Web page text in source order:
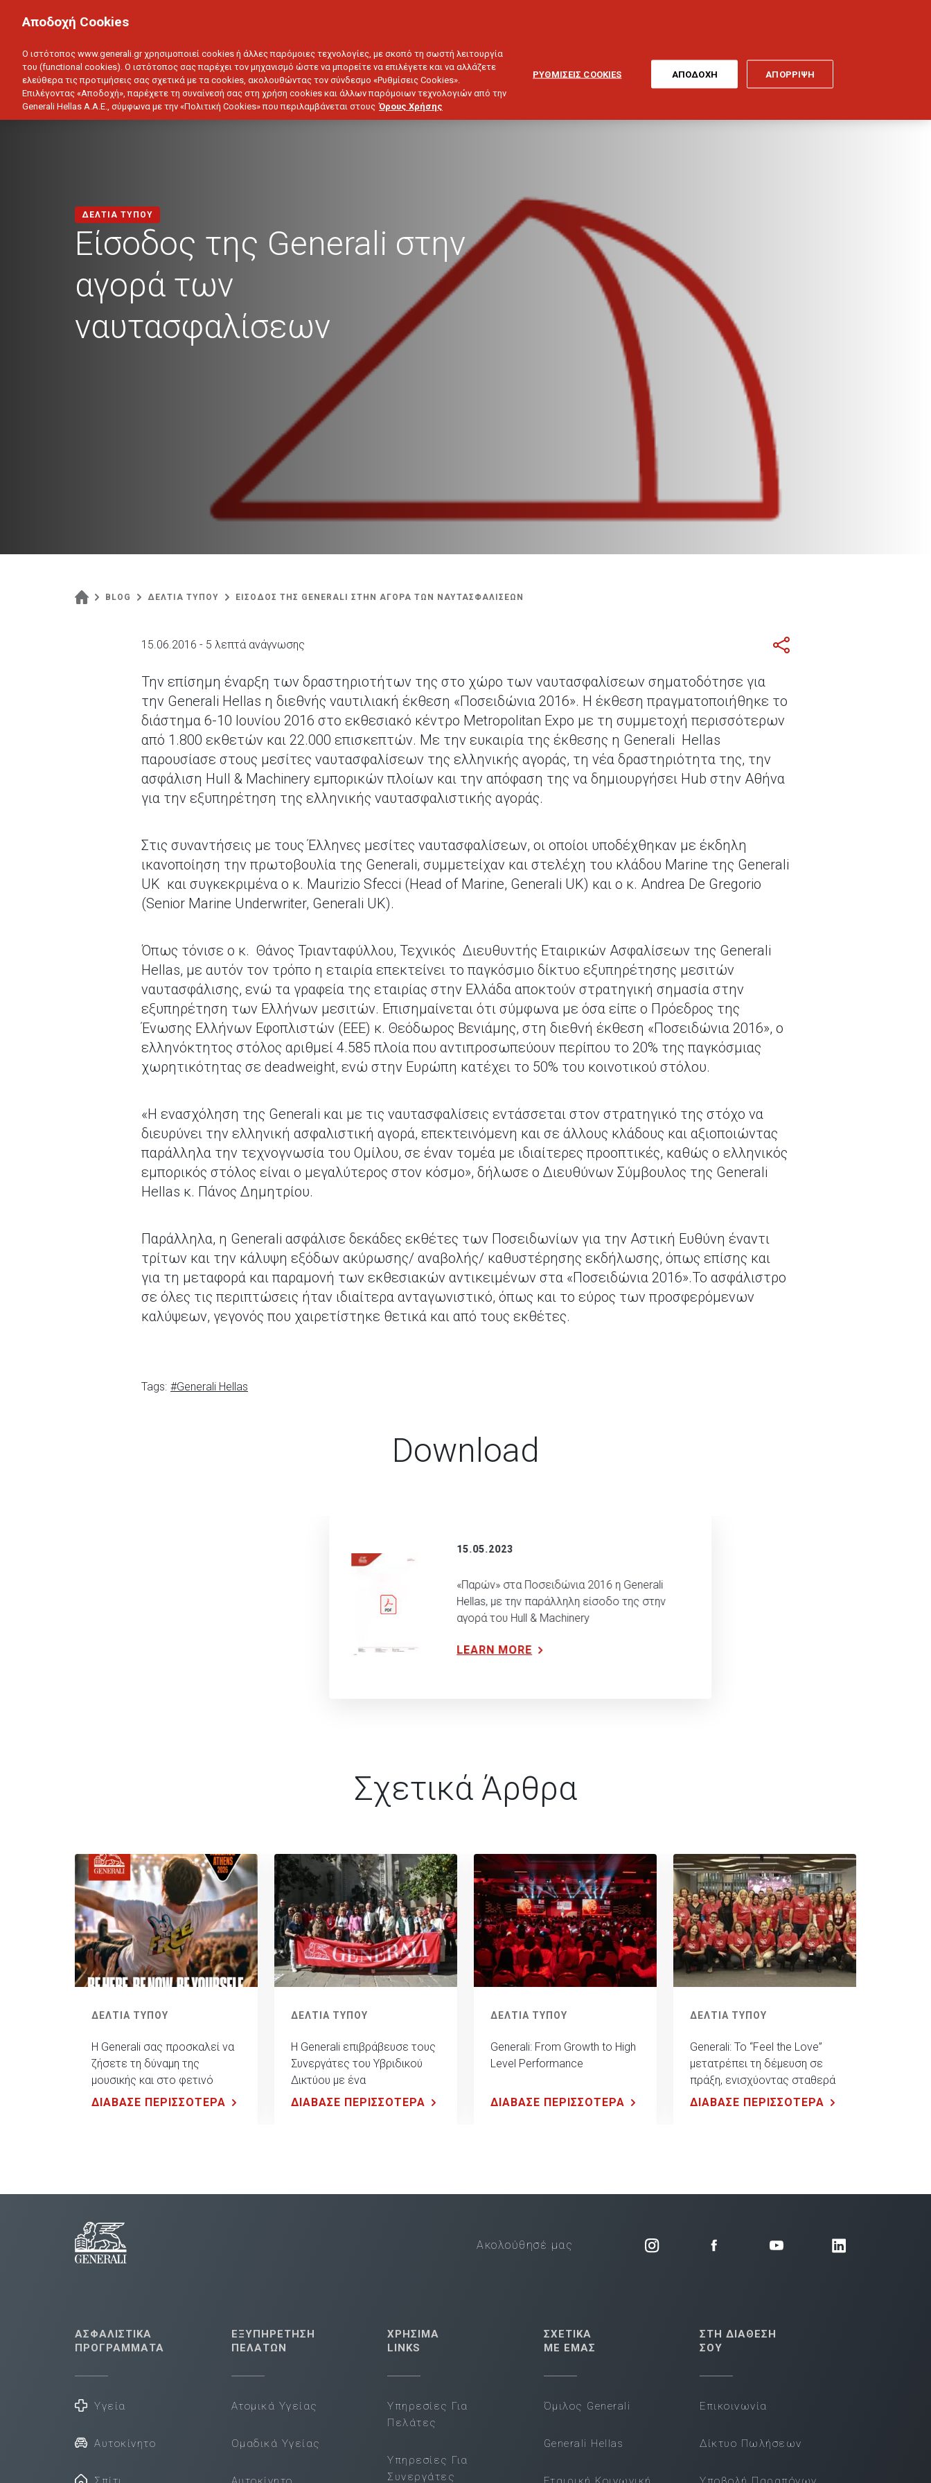
ΥΓΕΙΑ ΑΥΤΟΚΙΝΗΤΟ ΣΠΙΤΙ ΑΠΟΤΑΜΙΕΥΣΗ & ΕΠΕΝΔΥΣΕΙΣ ΤΑΞΙΔΙ ΣΚΑΦΟΣ
ΔΕΛΤΙΑ ΤΥΠΟΥ
Είσοδος της Generali στην
αγορά των
ναυτασφαλίσεων
BLOG ΔΕΛΤΙΑ ΤΥΠΟΥ ΕΙΣΟΔΟΣ ΤΗΣ GENERALI ΣΤΗΝ ΑΓΟΡΑ ΤΩΝ ΝΑΥΤΑΣΦΑΛΙΣΕΩΝ
15.06.2016 - 5 λεπτά ανάγνωσης
Την επίσημη έναρξη των δραστηριοτήτων της στο χώρο των ναυτασφαλίσεων σηματοδότησε για
την Generali Hellas η διεθνής ναυτιλιακή έκθεση «Ποσειδώνια 2016». Η έκθεση πραγματοποιήθηκε το
διάστημα 6-10 Ιουνίου 2016 στο εκθεσιακό κέντρο Metropolitan Expο με τη συμμετοχή περισσότερων
από 1.800 εκθετών και 22.000 επισκεπτών. Με την ευκαιρία της έκθεσης η Generali Hellas
παρουσίασε στους μεσίτες ναυτασφαλίσεων της ελληνικής αγοράς, τη νέα δραστηριότητα της, την
ασφάλιση Ηull & Μachinery εμπορικών πλοίων και την απόφαση της να δημιουργήσει Hub στην Αθήνα
για την εξυπηρέτηση της ελληνικής ναυτασφαλιστικής αγοράς.
Στις συναντήσεις με τους Έλληνες μεσίτες ναυτασφαλίσεων, οι οποίοι υποδέχθηκαν με έκδηλη
ικανοποίηση την πρωτοβουλία της Generali, συμμετείχαν και στελέχη του κλάδου Μarine της Generali
UK και συγκεκριμένα ο κ. Maurizio Sfecci (Head of Marine, Generali UK) και ο κ. Andrea De Gregorio
(Senior Marine Underwriter, Generali UK).
Όπως τόνισε ο κ. Θάνος Τριανταφύλλου, Τεχνικός Διευθυντής Εταιρικών Ασφαλίσεων της Generali
Hellas, με αυτόν τον τρόπο η εταιρία επεκτείνει το παγκόσμιο δίκτυο εξυπηρέτησης μεσιτών
ναυτασφάλισης, ενώ τα γραφεία της εταιρίας στην Ελλάδα αποκτούν στρατηγική σημασία στην
εξυπηρέτηση των Ελλήνων μεσιτών. Επισημαίνεται ότι σύμφωνα με όσα είπε ο Πρόεδρος της
Ένωσης Ελλήνων Εφοπλιστών (ΕΕΕ) κ. Θεόδωρος Βενιάμης, στη διεθνή έκθεση «Ποσειδώνια 2016», ο
ελληνόκτητος στόλος αριθμεί 4.585 πλοία που αντιπροσωπεύουν περίπου το 20% της παγκόσμιας
χωρητικότητας σε deadweight, ενώ στην Ευρώπη κατέχει το 50% του κοινοτικού στόλου.
«Η ενασχόληση της Generali και με τις ναυτασφαλίσεις εντάσσεται στον στρατηγικό της στόχο να
διευρύνει την ελληνική ασφαλιστική αγορά, επεκτεινόμενη και σε άλλους κλάδους και αξιοποιώντας
παράλληλα την τεχνογνωσία του Ομίλου, σε έναν τομέα με ιδιαίτερες προοπτικές, καθώς ο ελληνικός
εμπορικός στόλος είναι ο μεγαλύτερος στον κόσμο», δήλωσε ο Διευθύνων Σύμβουλος της Generali
Hellas κ. Πάνος Δημητρίου.
Παράλληλα, η Generali ασφάλισε δεκάδες εκθέτες των Ποσειδωνίων για την Αστική Ευθύνη έναντι
τρίτων και την κάλυψη εξόδων ακύρωσης/ αναβολής/ καθυστέρησης εκδήλωσης, όπως επίσης και
για τη μεταφορά και παραμονή των εκθεσιακών αντικειμένων στα «Ποσειδώνια 2016».Το ασφάλιστρο
σε όλες τις περιπτώσεις ήταν ιδιαίτερα ανταγωνιστικό, όπως και το εύρος των προσφερόμενων
καλύψεων, γεγονός που χαιρετίστηκε θετικά και από τους εκθέτες.
Tags: #Generali Hellas
Download
15.05.2023
«Παρών» στα Ποσειδώνια 2016 η Generali
Hellas, με την παράλληλη είσοδο της στην
αγορά του Hull & Machinery
LEARN MORE
Σχετικά Άρθρα
ΔΕΛΤΙΑ ΤΥΠΟΥ
Η Generali σας προσκαλεί να
ζήσετε τη δύναμη της
μουσικής και στο φετινό
Release Athens Festival!
ΔΙΑΒΑΣΕ ΠΕΡΙΣΣΟΤΕΡΑ
ΔΕΛΤΙΑ ΤΥΠΟΥ
Η Generali επιβράβευσε τους
Συνεργάτες του Υβριδικού
Δικτύου με ένα
πολυδιάστατο ταξίδι
ΔΙΑΒΑΣΕ ΠΕΡΙΣΣΟΤΕΡΑ
ΔΕΛΤΙΑ ΤΥΠΟΥ
Generali: From Growth to High
Level Performance
ΔΙΑΒΑΣΕ ΠΕΡΙΣΣΟΤΕΡΑ
ΔΕΛΤΙΑ ΤΥΠΟΥ
Generali: To “Feel the Love”
μετατρέπει τη δέμευση σε
πράξη, ενισχύοντας σταθερά
την κοινωνία
ΔΙΑΒΑΣΕ ΠΕΡΙΣΣΟΤΕΡΑ
Ακολούθησέ μας
ΑΣΦΑΛΙΣΤΙΚΑ
ΠΡΟΓΡΑΜΜΑΤΑ
Υγεία
Αυτοκίνητο
ΕΞΥΠΗΡΕΤΗΣΗ
ΠΕΛΑΤΩΝ
Ατομικά Υγείας
Ομαδικά Υγείας
ΧΡΗΣΙΜΑ
LINKS
Υπηρεσίες Για
Πελάτες
Υπηρεσίες Για
Συνεργάτες
ΣΧΕΤΙΚΑ
ΜΕ ΕΜΑΣ
Όμιλος Generali
Generali Hellas
ΣΤΗ ΔΙΑΘΕΣΗ
ΣΟΥ
Επικοινωνία
Δίκτυο Πωλήσεων
Αποδοχή Cookies
Ο ιστότοπος www.generali.gr χρησιμοποιεί cookies ή άλλες παρόμοιες τεχνολογίες, με σκοπό τη σωστή λειτουργία
του (functional cookies). Ο ιστότοπος σας παρέχει τον μηχανισμό ώστε να μπορείτε να επιλέγετε και να αλλάζετε
ελεύθερα τις προτιμήσεις σας σχετικά με τα cookies, ακολουθώντας τον σύνδεσμο «Ρυθμίσεις Cookies».
Επιλέγοντας «Αποδοχή», παρέχετε τη συναίνεσή σας στη χρήση cookies και άλλων παρόμοιων τεχνολογιών από την
Generali Hellas A.A.E., σύμφωνα με την «Πολιτική Cookies» που περιλαμβάνεται στους Όρους Χρήσης
ΡΥΘΜΙΣΕΙΣ COOKIES ΑΠΟΡΡΙΨΗ
ΑΠΟΔΟΧΗ